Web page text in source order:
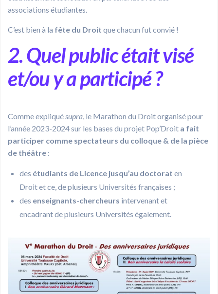
associations étudiantes.
C’est bien à la fête du Droit que chacun fut convié !
2. Quel public était visé
et/ou y a participé ?
Comme expliquésupra, le Marathon du Droit organisé pour
l’année 2023-2024 sur les bases du projet Pop’Droit a fait
participer comme spectateurs du colloque & de la pièce
de théâtre :
des étudiants de Licence jusqu’au doctorat en
Droit et ce, de plusieurs Universités françaises ;
des enseignants-chercheurs intervenant et
encadrant de plusieurs Universités également.